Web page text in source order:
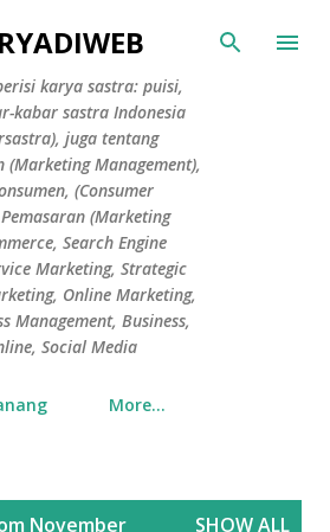
to main content
karya sastra: puisi,
kabar sastra Indonesia
juga tentang
(Marketing Management),
(Consumer
(Marketing
Search Engine
Marketing, Strategic
Online Marketing,
Management, Business,
Social Media
More…
November
SHOW ALL